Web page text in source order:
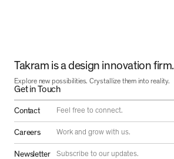
Takram is a design innovation firm.
Explore new possibilities. Crystallize them into reality.
Get in Touch
Contact Feel free to connect.
Careers Work and grow with us.
Newsletter Subscribe to our updates.